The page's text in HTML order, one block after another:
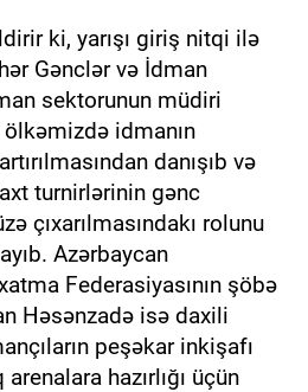
ki, yarışı giriş nitqi ilə
Gənclər və İdman
sektorunun müdiri
idmanın
danışıb və
turnirlərinin gənc
çıxarılmasındakı rolunu
Azərbaycan
Federasiyasının şöbə
Həsənzadə isə daxili
peşəkar inkişafı
hazırlığı üçün